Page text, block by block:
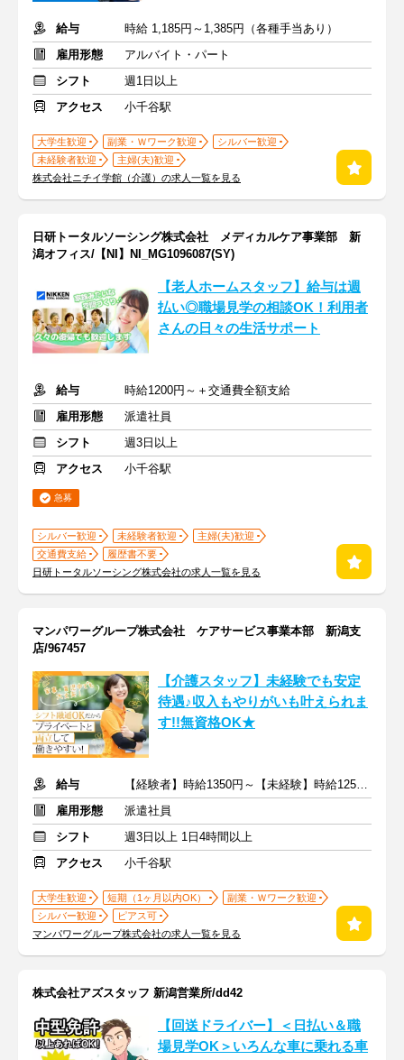
給与
時給 1,185円～1,385円（各種手当あり）
雇用形態
アルバイト・パート
シフト
週1日以上
アクセス
小千谷駅
大学生歓迎 副業・Ｗワーク歓迎
シルバー歓迎
未経験者歓迎
主婦(夫)歓迎
株式会社ニチイ学館（介護）の求人一覧を見る
日研トータルソーシング株式会社 メディカルケア事業部 新
潟オフィス/【NI】NI_MG1096087(SY)
【老人ホームスタッフ】給与は週
払い◎職場見学の相談OK！利用者
さんの日々の生活サポート
給与
時給1200円～＋交通費全額支給
雇用形態
派遣社員
シフト
週3日以上
アクセス
小千谷駅
急募
シルバー歓迎 未経験者歓迎
主婦(夫)歓迎
交通費支給
履歴書不要
日研トータルソーシング株式会社の求人一覧を見る
マンパワーグループ株式会社 ケアサービス事業本部 新潟支
店/967457
【介護スタッフ】未経験でも安定
待遇♪収入もやりがいも叶えられま
す!!無資格OK★
給与
【経験者】時給1350円～【未経験】時給1250円～ ※交通費全額
雇用形態
派遣社員
シフト
週3日以上 1日4時間以上
アクセス
小千谷駅
大学生歓迎 短期（1ヶ月以内OK）
副業・Ｗワーク歓迎
シルバー歓迎
ピアス可
マンパワーグループ株式会社の求人一覧を見る
株式会社アズスタッフ 新潟営業所/dd42
【回送ドライバー】＜日払い＆職
場見学OK＞いろんな車に乗れる車